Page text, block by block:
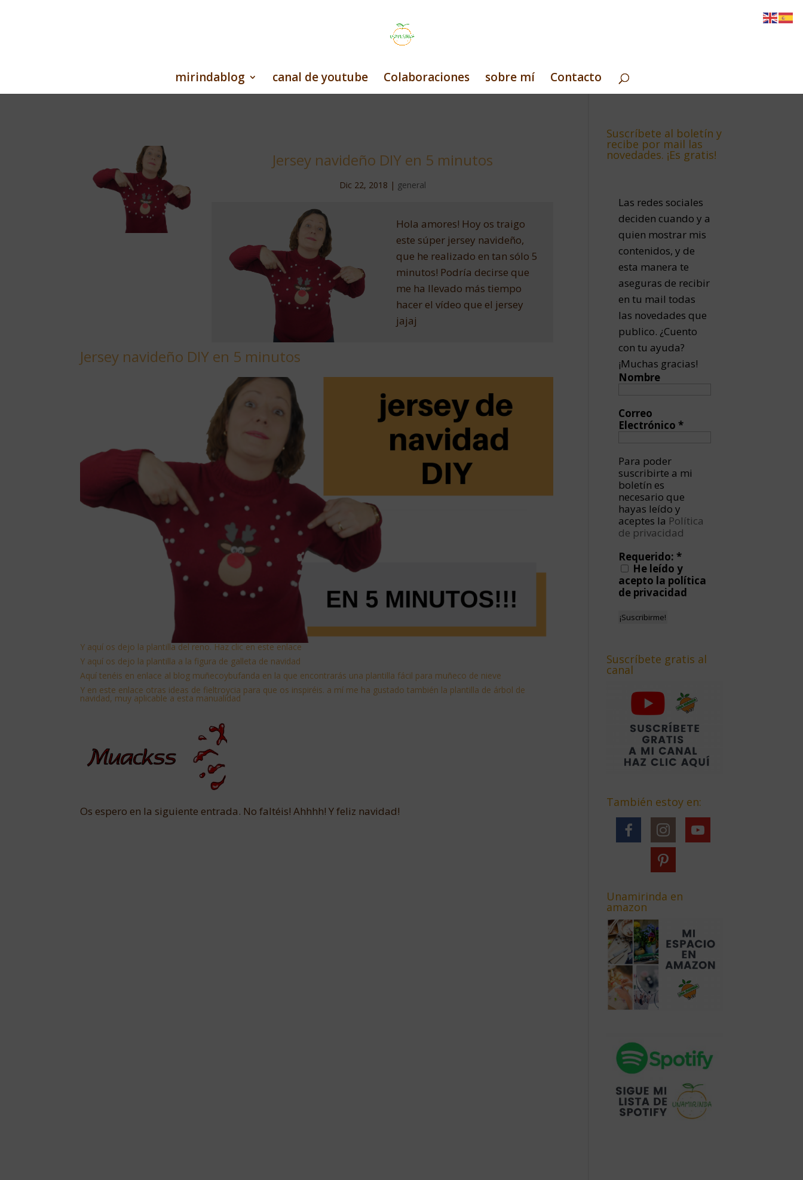
mirindablog canal de youtube Colaboraciones sobre mí Contacto
Jersey navideño DIY en 5 minutos
Dic 22, 2018 | general
Hola amores! Hoy os traigo
este súper jersey navideño,
que he realizado en tan sólo 5
minutos! Podría decirse que
me ha llevado más tiempo
hacer el vídeo que el jersey
jajaj
Jersey navideño DIY en 5 minutos
Y aquí os dejo la plantilla del reno. Haz clic en este enlace
Y aquí os dejo la plantilla a la figura de galleta de navidad
Aquí tenéis en enlace al blog muñecoybufanda en la que encontrarás una plantilla fácil para muñeco de nieve
Y en este enlace otras ideas de fieltroycia para que os inspiréis. a mí me ha gustado también la plantilla de árbol de
navidad, muy aplicable a esta manualidad
Os espero en la siguiente entrada. No faltéis! Ahhhh! Y feliz navidad!
Suscríbete al boletín y
recibe por mail las
novedades. ¡Es gratis!
Las redes sociales
deciden cuando y a
quien mostrar mis
contenidos, y de
esta manera te
aseguras de recibir
en tu mail todas
las novedades que
publico. ¿Cuento
con tu ayuda?
¡Muchas gracias!
Nombre
Correo
Electrónico*
Para poder
suscribirte a mi
boletín es
necesario que
hayas leído y
aceptes la Política
de privacidad
Requerido:*
He leído y
acepto la política
de privacidad
Suscríbete gratis al
canal
También estoy en:
Unamirinda en
amazon